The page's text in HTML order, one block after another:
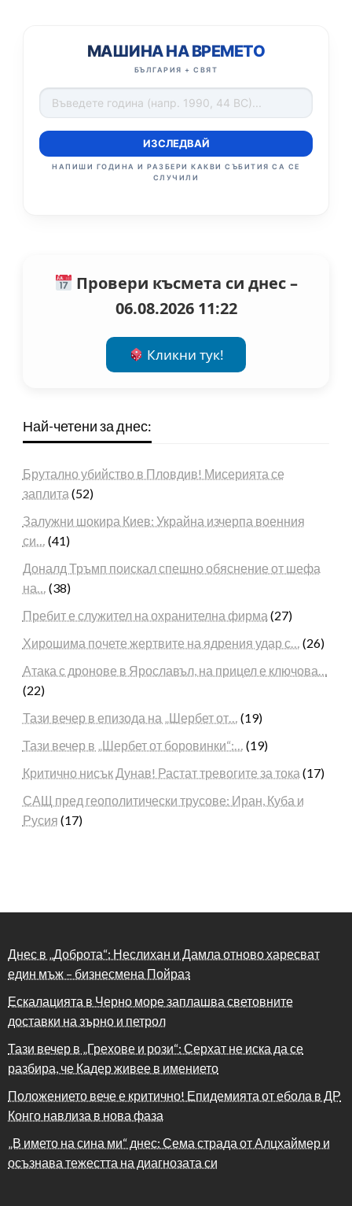
МАШИНА НА ВРЕМЕТО
БЪЛГАРИЯ + СВЯТ
ИЗСЛЕДВАЙ
НАПИШИ ГОДИНА И РАЗБЕРИ КАКВИ СЪБИТИЯ СА СЕ
СЛУЧИЛИ
Провери късмета си днес –
06.08.2026 11:22
Кликни тук!
Най-четени за днес:
Брутално убийство в Пловдив! Мисерията се
заплита (52)
Залужни шокира Киев: Украйна изчерпа военния
си… (41)
Доналд Тръмп поискал спешно обяснение от шефа
на… (38)
Пребит е служител на охранителна фирма (27)
Хирошима почете жертвите на ядрения удар с… (26)
Атака с дронове в Ярославъл, на прицел е ключова…
(22)
Тази вечер в епизода на „Шербет от… (19)
Тази вечер в „Шербет от боровинки“:… (19)
Критично нисък Дунав! Растат тревогите за тока (17)
САЩ пред геополитически трусове: Иран, Куба и
Русия (17)
Днес в „Доброта“: Неслихан и Дамла отново харесват
един мъж – бизнесмена Пойраз
Ескалацията в Черно море заплашва световните
доставки на зърно и петрол
Тази вечер в „Грехове и рози“: Серхат не иска да се
разбира, че Кадер живее в имението
Положението вече е критично! Епидемията от ебола в ДР
Конго навлиза в нова фаза
„В името на сина ми“ днес: Сема страда от Алцхаймер и
осъзнава тежестта на диагнозата си